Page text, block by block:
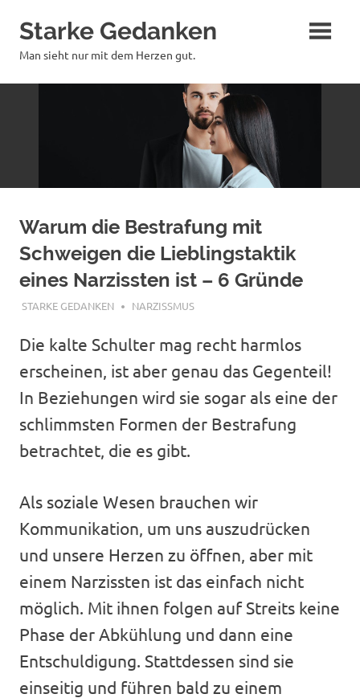
Inhalt
springen
Starke Gedanken
Man sieht nur mit dem Herzen gut.
Warum die Bestrafung mit
Schweigen die Lieblingstaktik
eines Narzissten ist – 6 Gründe
JANUAR 20, 2024
STARKE GEDANKEN NARZISSMUS
Die kalte Schulter mag recht harmlos
erscheinen, ist aber genau das Gegenteil!
In Beziehungen wird sie sogar als eine der
schlimmsten Formen der Bestrafung
betrachtet, die es gibt.
Als soziale Wesen brauchen wir
Kommunikation, um uns auszudrücken
und unsere Herzen zu öffnen, aber mit
einem Narzissten ist das einfach nicht
möglich. Mit ihnen folgen auf Streits keine
Phase der Abkühlung und dann eine
Entschuldigung. Stattdessen sind sie
einseitig und führen bald zu einem